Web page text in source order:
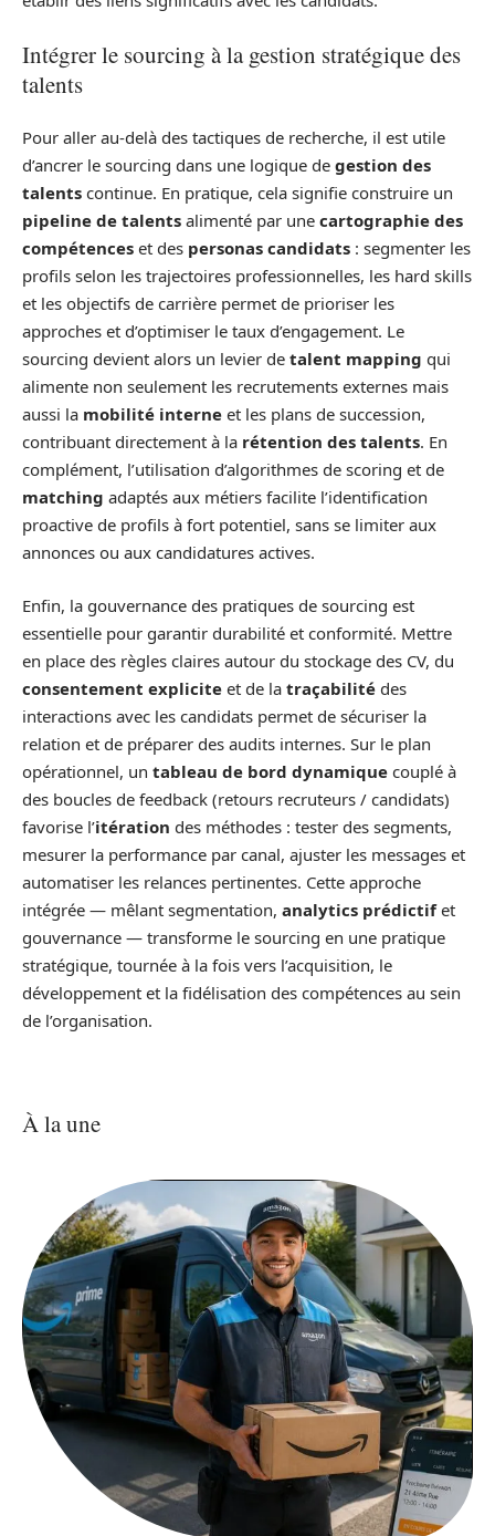
Intégrer le sourcing à la gestion stratégique des
talents
Pour aller au-delà des tactiques de recherche, il est utile
d’ancrer le sourcing dans une logique de gestion des
talents continue. En pratique, cela signifie construire un
pipeline de talents alimenté par une cartographie des
compétences et des personas candidats : segmenter les
profils selon les trajectoires professionnelles, les hard skills
et les objectifs de carrière permet de prioriser les
approches et d’optimiser le taux d’engagement. Le
sourcing devient alors un levier de talent mapping qui
alimente non seulement les recrutements externes mais
aussi la mobilité interne et les plans de succession,
contribuant directement à la rétention des talents. En
complément, l’utilisation d’algorithmes de scoring et de
matching adaptés aux métiers facilite l’identification
proactive de profils à fort potentiel, sans se limiter aux
annonces ou aux candidatures actives.
Enfin, la gouvernance des pratiques de sourcing est
essentielle pour garantir durabilité et conformité. Mettre
en place des règles claires autour du stockage des CV, du
consentement explicite et de la traçabilité des
interactions avec les candidats permet de sécuriser la
relation et de préparer des audits internes. Sur le plan
opérationnel, un tableau de bord dynamique couplé à
des boucles de feedback (retours recruteurs / candidats)
favorise l’itération des méthodes : tester des segments,
mesurer la performance par canal, ajuster les messages et
automatiser les relances pertinentes. Cette approche
intégrée — mêlant segmentation, analytics prédictifet
gouvernance — transforme le sourcing en une pratique
stratégique, tournée à la fois vers l’acquisition, le
développement et la fidélisation des compétences au sein
de l’organisation.
À la une